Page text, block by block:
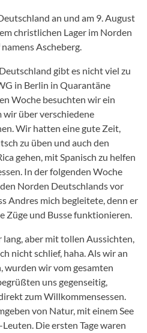
an und am 9. August
christlichen Lager im Norden
Ascheberg.
gibt es nicht viel zu
in Berlin in Quarantäne
Woche besuchten wir ein
wir über verschiedene
Wir hatten eine gute Zeit,
zu üben und auch den
gehen, mit Spanisch zu helfen
In der folgenden Woche
Norden Deutschlands vor
Andres mich begleitete, denn er
Züge und Busse funktionieren.
aber mit tollen Aussichten,
nicht schlief, haha. Als wir an
wurden wir vom gesamten
uns gegenseitig,
zum Willkommensessen.
von Natur, mit einem See
Die ersten Tage waren